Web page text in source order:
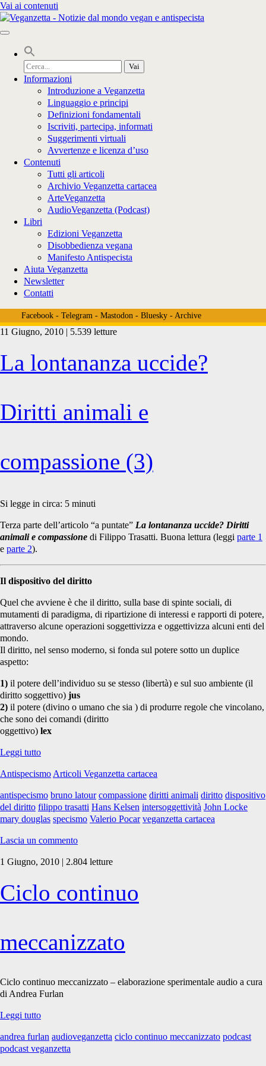
Vai ai contenuti
Cerca
per:
Informazioni
Introduzione a Veganzetta
Linguaggio e principi
Definizioni fondamentali
Iscriviti, partecipa, informati
Suggerimenti virtuali
Avvertenze e licenza d’uso
Contenuti
Tutti gli articoli
Archivio Veganzetta cartacea
ArteVeganzetta
AudioVeganzetta (Podcast)
Libri
Edizioni Veganzetta
Disobbedienza vegana
Manifesto Antispecista
Aiuta Veganzetta
Newsletter
Contatti
Facebook- Telegram- Mastodon- Bluesky- Archive
Veganzetta
Posts
11 Giugno, 2010 | 5.539 letture
La lontananza uccide?
Diritti animali e
compassione (3)
Si legge in circa: 5 minuti
Terza parte dell’articolo “a puntate” La lontananza uccide? Diritti
animali e compassione di Filippo Trasatti. Buona lettura (leggi parte 1
e parte 2).
Il dispositivo del diritto
Quel che avviene è che il diritto, sulla base di spinte sociali, di
mutamenti di paradigma, di ripartizione di interessi e rapporti di potere,
attraverso alcune operazioni soggettivizza e oggettivizza alcuni enti del
mondo.
Il diritto, nel senso moderno, si fonda sul potere sotto un duplice
aspetto:
1) il potere dell’individuo su se stesso (libertà) e sul suo ambiente (il
diritto soggettivo) jus
2) il potere (divino o umano che sia ) di produrre regole che vincolano,
che sono dei comandi (diritto
oggettivo) lex
Leggi tuttoLa
uccide?
animali
e
compassione
Antispecismo Articoli Veganzetta cartacea
antispecismo bruno latour compassione diritti animali diritto dispositivo
del diritto filippo trasatti Hans Kelsen intersoggettività John Locke
mary douglas specismo Valerio Pocar veganzetta cartacea
Lascia un commento
1 Giugno, 2010 | 2.804 letture
Ciclo continuo
meccanizzato
Ciclo continuo meccanizzato – elaborazione sperimentale audio a cura
di Andrea Furlan
Leggi tuttoCiclo
meccanizzato
andrea furlan audioveganzetta ciclo continuo meccanizzato podcast
podcast veganzetta